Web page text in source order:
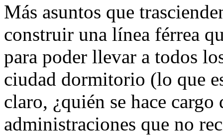
Más asuntos que
construir una línea férrea
para poder llevar a todos
ciudad dormitorio (lo que
claro, ¿quién se hace
administraciones que no